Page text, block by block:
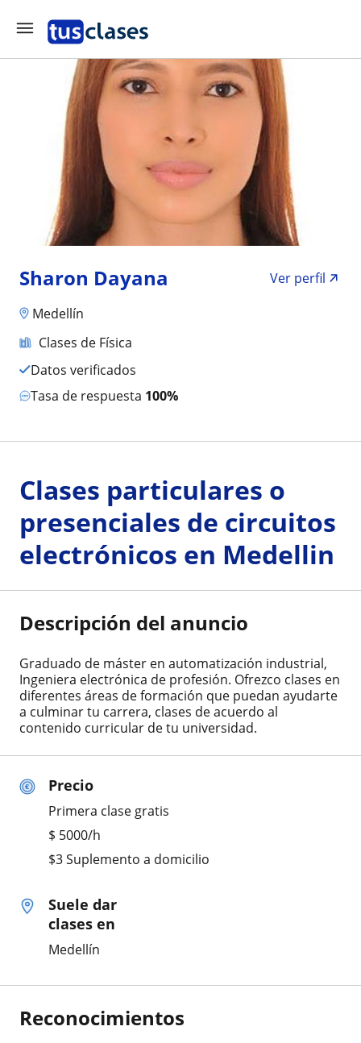
Sharon Dayana
Ver perfil
Medellín
Clases de Física
Datos verificados
Tasa de respuesta 100%
Precio
Primera clase gratis
$ 5000/h
$3 Suplemento a domicilio
Suele dar
clases en
Medellín
Clases particulares o
presenciales de circuitos
electrónicos en Medellin
Descripción del anuncio
Graduado de máster en automatización industrial,
Ingeniera electrónica de profesión. Ofrezco clases en
diferentes áreas de formación que puedan ayudarte
a culminar tu carrera, clases de acuerdo al
contenido curricular de tu universidad.
Reconocimientos